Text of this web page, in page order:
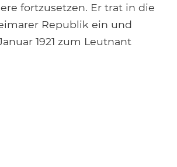
fortzusetzen. Er trat in die
Republik ein und
1921 zum Leutnant